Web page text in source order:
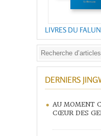
LIVRES DU
DERNIERS
AU MOMENT
CŒUR DES